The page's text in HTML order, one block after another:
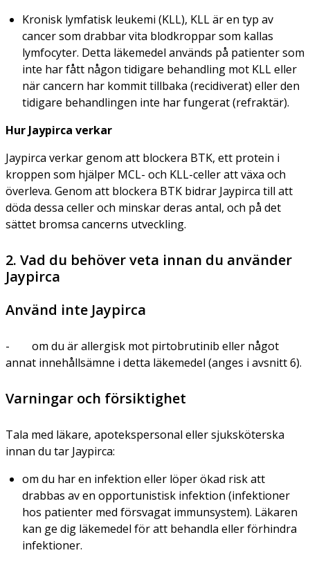
Kronisk lymfatisk leukemi (KLL), KLL är en typ av
cancer som drabbar vita blodkroppar som kallas
lymfocyter. Detta läkemedel används på patienter som
inte har fått någon tidigare behandling mot KLL eller
när cancern har kommit tillbaka (recidiverat) eller den
tidigare behandlingen inte har fungerat (refraktär).
Hur Jaypirca verkar
Jaypirca verkar genom att blockera BTK, ett protein i
kroppen som hjälper MCL- och KLL-celler att växa och
överleva. Genom att blockera BTK bidrar Jaypirca till att
döda dessa celler och minskar deras antal, och på det
sättet bromsa cancerns utveckling.
2. Vad du behöver veta innan du använder
Jaypirca
Använd inte Jaypirca
- om du är allergisk mot pirtobrutinib eller något
annat innehållsämne i detta läkemedel (anges i avsnitt 6).
Varningar och försiktighet
Tala med läkare, apotekspersonal eller sjuksköterska
innan du tar Jaypirca:
om du har en infektion eller löper ökad risk att
drabbas av en opportunistisk infektion (infektioner
hos patienter med försvagat immunsystem). Läkaren
kan ge dig läkemedel för att behandla eller förhindra
infektioner.